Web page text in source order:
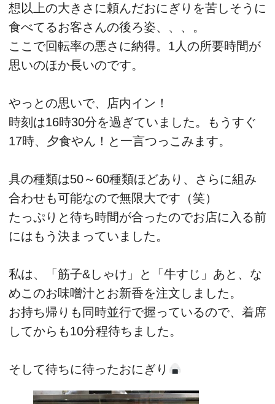
想以上の大きさに頼んだおにぎりを苦しそうに
食べてるお客さんの後ろ姿、、、。
ここで回転率の悪さに納得。1人の所要時間が
思いのほか長いのです。
やっとの思いで、店内イン！
時刻は16時30分を過ぎていました。もうすぐ
17時、夕食やん！と一言つっこみます。
具の種類は50～60種類ほどあり、さらに組み
合わせも可能なので無限大です（笑）
たっぷりと待ち時間が合ったのでお店に入る前
にはもう決まっていました。
私は、「筋子&しゃけ」と「牛すじ」あと、な
めこのお味噌汁とお新香を注文しました。
お持ち帰りも同時並行で握っているので、着席
してからも10分程待ちました。
そして待ちに待ったおにぎり